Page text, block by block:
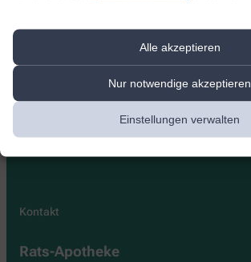
Alle akzeptieren
Nur notwendige akzeptieren
Einstellungen verwalten
Kontakt
Rats-Apotheke